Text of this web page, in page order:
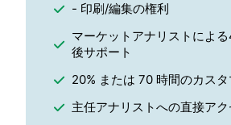
- 印刷/編集の権利
マーケットアナリストによ
後サポート
20% または 70 時間のカス
主任アナリストへの直接アク